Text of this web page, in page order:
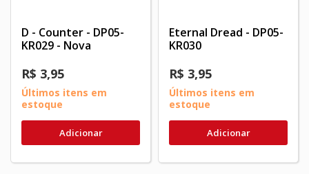
D - Counter - DP05-
KR029 - Nova
R$ 3,95
Últimos itens em
estoque
Adicionar
Eternal Dread - DP05-
KR030
R$ 3,95
Últimos itens em
estoque
Adicionar